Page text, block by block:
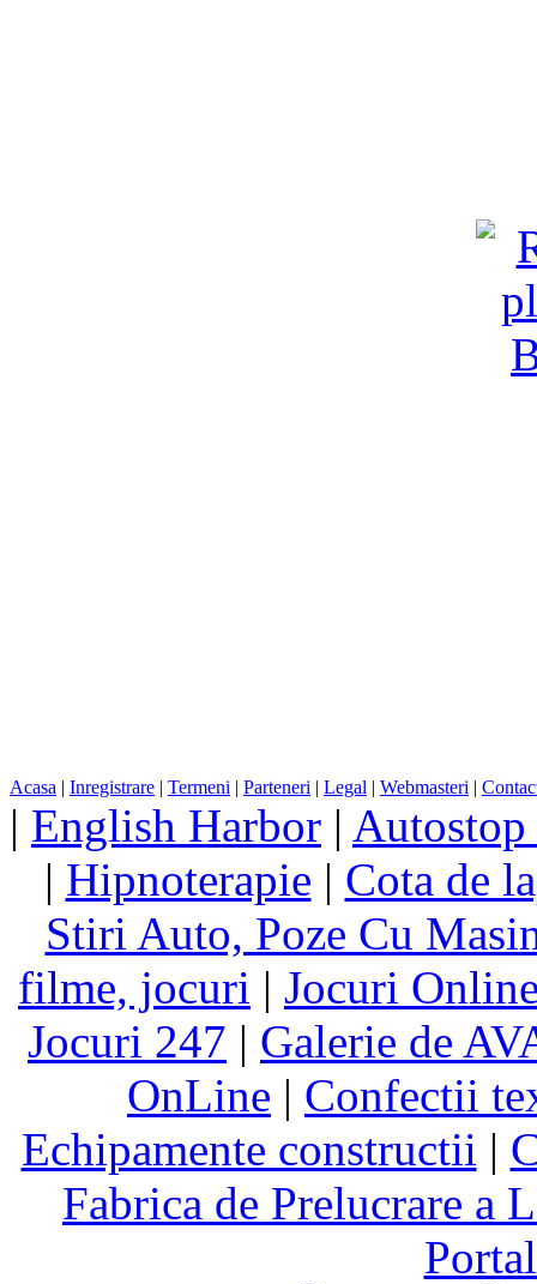
Acasa | Inregistrare | Termeni | Parteneri | Legal | Webmasteri |
| English Harbor |
| Hipnoterapie | Cota de
Stiri Auto, Poze Cu
filme, jocuri | Jocuri
Jocuri 247 | Galerie de
OnLine | Confectii
Echipamente constructii |
Fabrica de Prelucrare a